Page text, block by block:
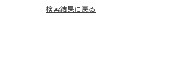
検索結果に戻る